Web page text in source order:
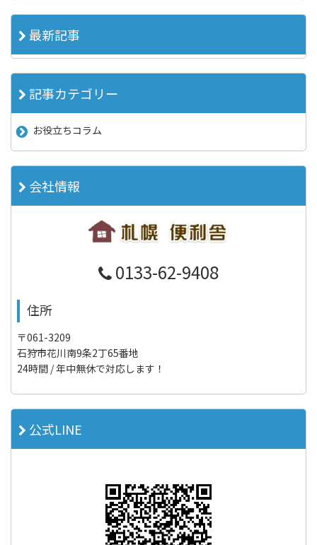
最新記事
記事カテゴリー
お役立ちコラム
会社情報
0133-62-9408
住所
〒061-3209
石狩市花川南9条2丁65番地
24時間 / 年中無休で対応します！
公式LINE